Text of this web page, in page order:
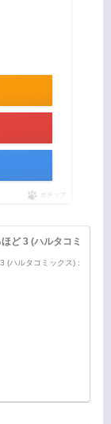
ポチップ
ど 3 (ハルタコミ
(ハルタコミックス) :